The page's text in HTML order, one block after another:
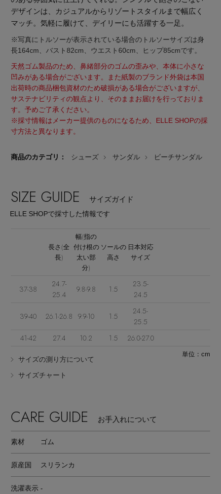
【エディターズ・エッセンシャル】
ベーシックとトレンドが交差する16の名品
Stay in the Loop
ELLE SHOP 公式アプリ
デザインは、カジュアルからリゾートスタイルまで幅広く
マッチ。気軽に履けて、デイリーにも活躍する一足。
※写真にトルソーが表示されている場合のトルソーサイズは身
長164cm、バスト82cm、ウエスト60cm、ヒップ85cmです。
天然ゴム製品のため、鼻緒部分のゴムの歪みや、本体に小さな
凹みがある場合がございます。また紙製のブランド外袋は本国
出荷時の商品梱包資材のため破損がある場合がございますが、
サステナビリティの観点より、そのままお届けを行っておりま
す。予めご了承ください。
※採寸情報はメーカー提供のものになるため、ELLE SHOPの採
寸方法と異なります。
商品のカテゴリ： シューズ サンダル ビーチサンダル
SIZE GUIDE サイズガイド
ELLE SHOPで採寸した情報です
長さ(全
長)
幅(指の
付け根の
太い部
分)
ソールの
高さ
日本対応
サイズ
37-38
24.7-
25.4
9.8-9.8 1.5
23.5-
24.5
39-40 26.1-26.8 9.9-10 1.5
24.5-
25.5
41-42
27.4 10.2 1.5 26.0-27.0
サイズの測り方について
サイズチャート
単位：cm
CARE GUIDE お手入れについて
素材 ゴム
原産国 スリランカ
洗濯表示 -